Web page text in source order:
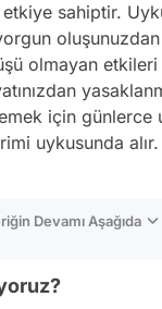
sahiptir.
olmayan
için günlerce
uykusunda alır.
Devamı Aşağıda